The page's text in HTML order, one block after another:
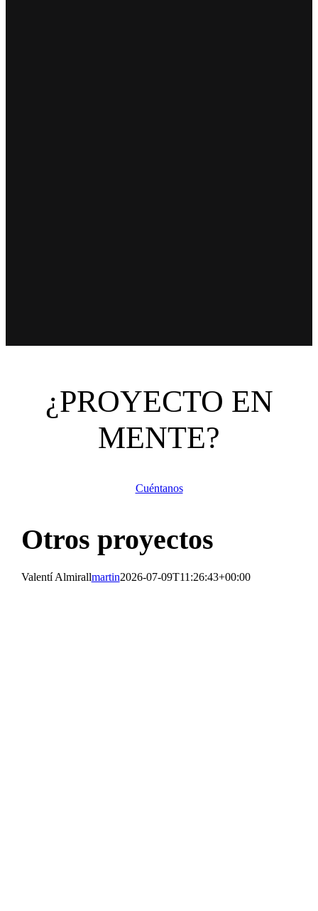
¿PROYECTO EN
MENTE?
Cuéntanos
Otros proyectos
Valentí Almirallmartin2026-07-09T11:26:43+00:00